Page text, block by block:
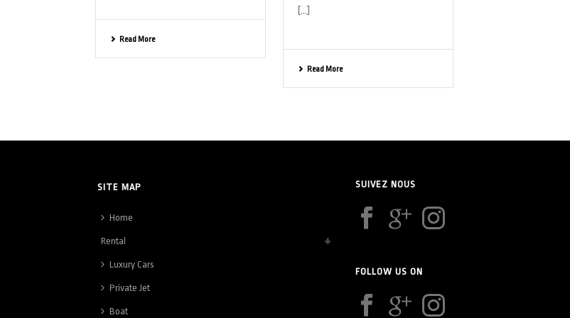
Read More
[...]
Read More
SITE MAP
Home
Rental
Luxury Cars
Private Jet
Boat
SUIVEZ NOUS
FOLLOW US ON